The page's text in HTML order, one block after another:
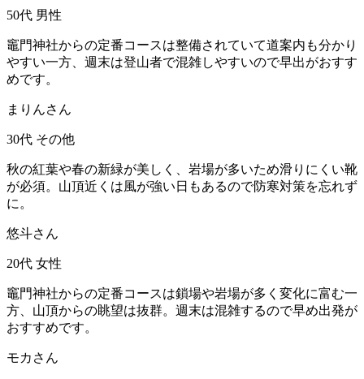
50代 男性
竈門神社からの定番コースは整備されていて道案内も分かり
やすい一方、週末は登山者で混雑しやすいので早出がおすす
めです。
まりんさん
30代 その他
秋の紅葉や春の新緑が美しく、岩場が多いため滑りにくい靴
が必須。山頂近くは風が強い日もあるので防寒対策を忘れず
に。
悠斗さん
20代 女性
竈門神社からの定番コースは鎖場や岩場が多く変化に富む一
方、山頂からの眺望は抜群。週末は混雑するので早め出発が
おすすめです。
モカさん